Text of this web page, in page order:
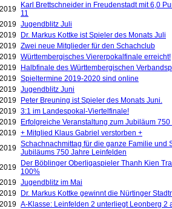
Karl Brettschneider in Freudenstadt mit 6,0
11
Jugendblitz Juli
Dr. Markus Kottke ist Spieler des Monats Juli
Zwei neue Mitglieder für den Schachclub
Württembergisches Viererpokalfinale erreicht!
Halbfinale des Württembergischen
Spieltermine 2019-2020 sind online
Jugendblitz Juni
Peter Breuning ist Spieler des Monats Juni.
3:1 im Landespokal-Viertelfinale!
Erfolgreiche Veranstaltung zum Jubiläum
+ Mitglied Klaus Gabriel verstorben +
Schachnachmittag für die ganze Familie und
Jubiläums 750 Jahre Leinfelden
Der Böblinger Oberligaspieler Thanh Kien
100%
Jugendblitz im Mai
Dr. Markus Kottke gewinnt die Nürtinger
A-Klasse: Leinfelden 2 unterliegt Leonberg 2